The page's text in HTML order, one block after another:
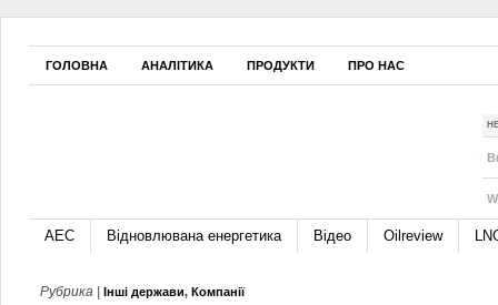
ГОЛОВНА АНАЛІТИКА ПРОДУКТИ ПРО НАС
АЕС Відновлювана енергетика Відео Oilreview
Рубрика | Інші держави, Компанії